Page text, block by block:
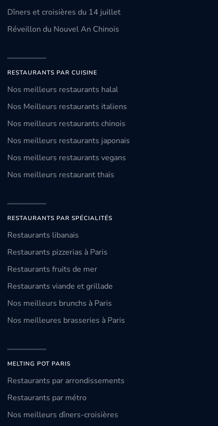
Dîners et croisières du 14 juillet
Réveillon du Nouvel An Chinois
RESTAURANTS PAR CUISINE
Nos meilleurs restaurants halal
Nos Meilleurs restaurants italiens
Nos meilleurs restaurants chinois
Nos meilleurs restaurants japonais
Nos meilleurs restaurants vegans
Nos meilleurs restaurant thaïs
RESTAURANTS PAR SPÉCIALITÉS
Restaurants libanais
Restaurants pizzerias à Paris
Restaurants fruits de mer
Restaurants viande et grillade
Nos meilleurs brunchs à Paris
Nos meilleures brasseries à Paris
MELTING POT PARIS
Restaurants par arrondissements
Restaurants par métro
Nos meilleurs dîners-croisières